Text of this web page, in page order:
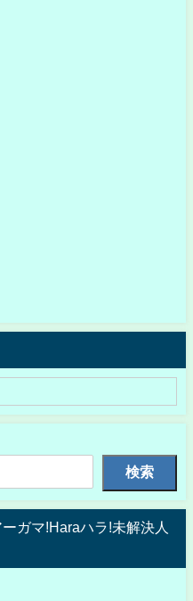
検索
ガマ!Haraハラ!未解決人